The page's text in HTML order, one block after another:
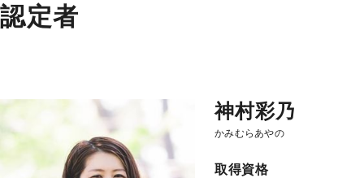
認定者
神村彩乃
かみむらあやの
取得資格